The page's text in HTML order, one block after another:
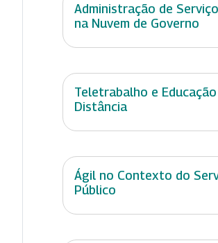
Administração de
na Nuvem de Governo
Teletrabalho e
Distância
Ágil no Contexto do
Público